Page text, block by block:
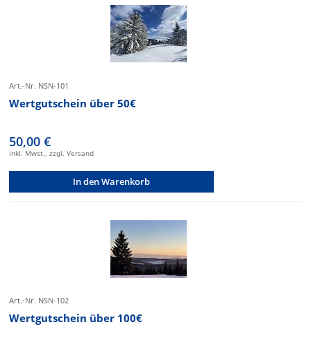
Art.-Nr. NSN-101
Wertgutschein über 50€
50,00 €
inkl. Mwst., zzgl. Versand
In den Warenkorb
Art.-Nr. NSN-102
Wertgutschein über 100€